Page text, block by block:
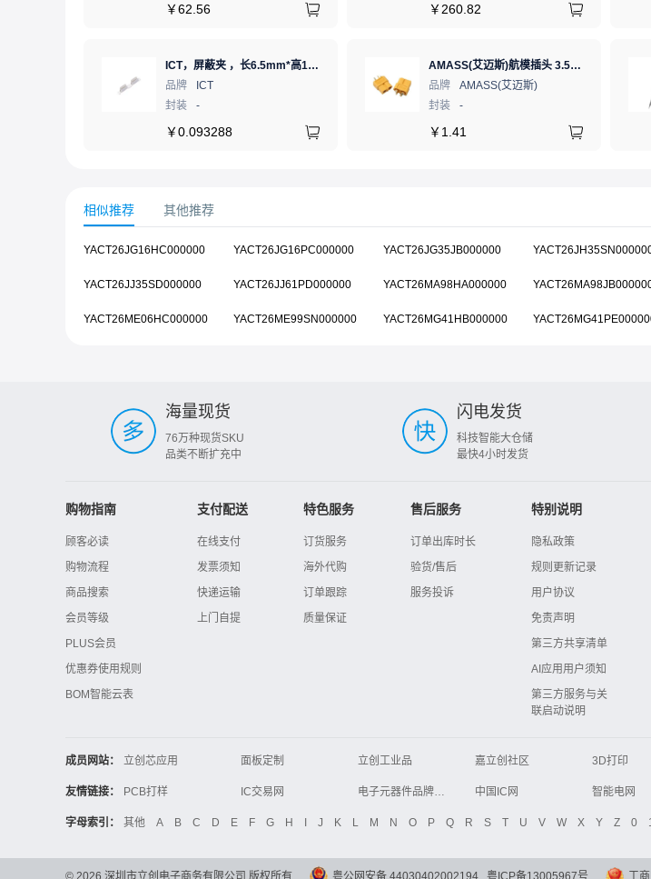
￥62.56 ￥ 260.82
ICT，屏蔽夹 ，长6.5mm*高1.21mm，ICSRC6508SFR
品牌
ICT
封装
-
￥0.093288
AMASS(艾迈斯)航模插头 3.5mm镀金香蕉头 母头XT60-F.G.Y
品牌
AMASS(艾迈斯)
封装
-
￥ 1.41
相似推荐 其他推荐
YACT26JG16HC000000 YACT26JG16PC000000 YACT26JG35JB000000
YACT26JJ35SD000000 YACT26JJ61PD000000 YACT26MA98HA000000
YACT26ME06HC000000 YACT26ME99SN000000 YACT26MG41HB000000
海量现货
76万种现货SKU
品类不断扩充中
闪电发货
科技智能大仓储
最快4小时发货
购物指南
顾客必读
购物流程
商品搜索
会员等级
PLUS会员
优惠券使用规则
BOM智能云表
支付配送
在线支付
发票须知
快递运输
上门自提
特色服务
订货服务
海外代购
订单跟踪
质量保证
售后服务
订单出库时长
验货/售后
服务投诉
特别说明
隐私政策
规则更新记录
用户协议
免责声明
第三方共享清单
AI应用用户须知
第三方服务与关
联启动说明
成员网站： 立创芯应用 面板定制 立创工业品 嘉立创社区 3D打印
立创电子设计大赛
立创开源硬件 ZXHPCB
友情链接： PCB打样 IC交易网 中国IC网 智能电网
电子技术应用
21icsearch 电子展 液晶屏交易中心 中国包装网
字母索引： 其他 A B C D E F G H I J K L M N O P Q R S T U V W X Y Z 0 1
© 2026 深圳市立创电子商务有限公司 版权所有 粤公网安备 44030402002194 粤ICP备13005967号 工